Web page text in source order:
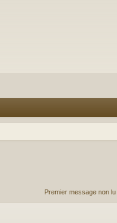
Premier message non lu